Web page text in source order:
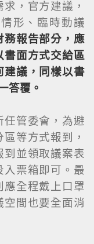
，官方建議，
形、臨時動議
務報告部分，應
面方式交給區
議，同樣以書
答覆。
管委會，為避
等方式報到，
並領取議案表
票箱即可。最
全程戴上口罩
間也要全面消